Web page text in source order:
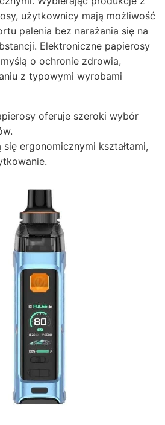
użytkownicy mają możliwość
palenia bez narażania się na
Elektroniczne papierosy
o ochronie zdrowia,
z typowymi wyrobami
oferuje szeroki wybór
ergonomicznymi kształtami,